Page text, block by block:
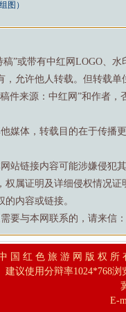
图）
”或带有中红网LOGO、
，允许他人转载。但转载单
件来源：中红网”和作者，
媒体，转载目的在于传播
站链接内容可能涉嫌侵犯
属证明及详细侵权情况证
内容或链接。
要与本网联系的，请来信：
国 红 色 旅 游 网 版 权 所
建议使用分辩率1024*768
E-